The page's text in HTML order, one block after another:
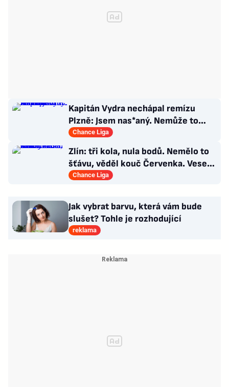
Kapitán Vydra nechápal remízu
Plzně: Jsem nas*aný. Nemůže to
končit jako házená
Chance Liga
Zlín: tři kola, nula bodů. Nemělo to
šťávu, věděl kouč Červenka. Veselý
dostal dárek
Chance Liga
Jak vybrat barvu, která vám bude
slušet? Tohle je rozhodující
reklama